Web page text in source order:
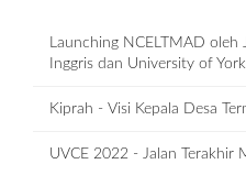
Launching NCELTMAD oleh
Inggris dan University of York
Kiprah - Visi Kepala Desa
UVCE 2022 - Jalan Terakhir